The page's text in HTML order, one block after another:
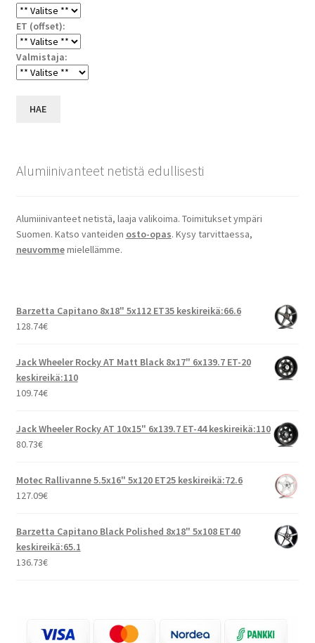
ET (offset):
Valmistaja:
HAE
Alumiinivanteet netistä edullisesti
Alumiinivanteet netistä, laaja valikoima. Toimitukset ympäri
Suomen. Katso vanteiden osto-opas. Kysy tarvittaessa,
neuvommemielellämme.
Barzetta Capitano 8x18" 5x112 ET35 keskireikä:66.6
128.74€
Jack Wheeler Rocky AT Matt Black 8x17" 6x139.7 ET-20
keskireikä:110
109.74€
Jack Wheeler Rocky AT 10x15" 6x139.7 ET-44 keskireikä:110
80.73€
Motec Rallivanne 5.5x16" 5x120 ET25 keskireikä:72.6
127.09€
Barzetta Capitano Black Polished 8x18" 5x108 ET40
keskireikä:65.1
136.73€